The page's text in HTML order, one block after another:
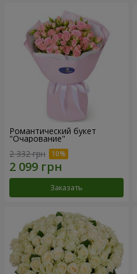
Романтический букет
"Очарование"
2 332 грн
Заказать